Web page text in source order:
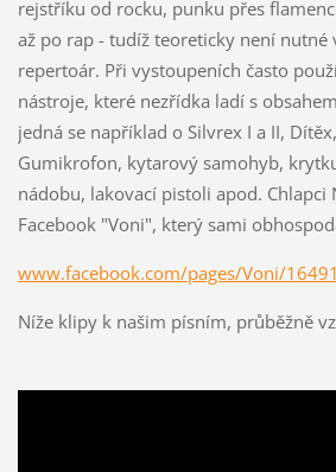
rejstříku od rocku, punku přes
až po rap - tudíž teoreticky není
repertoár. Při vystoupeních často
nástroje, které nezřídka ladí s
jedná se například o Silvrex I a II,
Gumikrofon, kytarový samohyb,
nádobu, lakovací pistoli apod. Chlapci
Facebook "Voni", který sami
www.facebook.com/pages/Voni/
Níže klipy k našim písním, průběžně